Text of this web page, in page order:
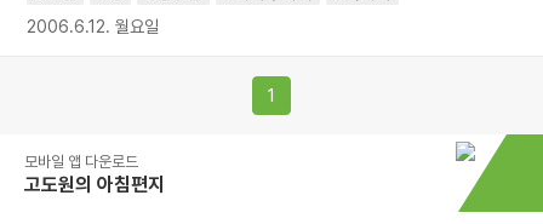
2006.6.12. 월요일
1
모바일 앱 다운로드
고도원의 아침편지